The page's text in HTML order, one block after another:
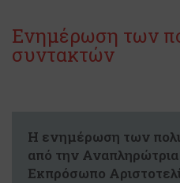
Ενημέρωση των
συντακτών
Η ενημέρωση των
από την
Εκπρόσωπο